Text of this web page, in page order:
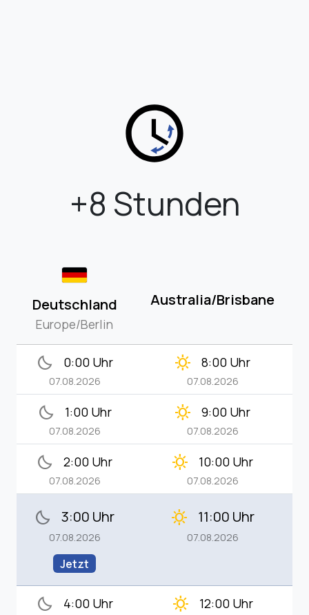
+8 Stunden
Deutschland
Europe/Berlin
Australia/Brisbane
bedtime 0:00 Uhr
07.08.2026
clear_day 8:00 Uhr
07.08.2026
bedtime 1:00 Uhr
07.08.2026
clear_day 9:00 Uhr
07.08.2026
bedtime 2:00 Uhr
07.08.2026
clear_day 10:00 Uhr
07.08.2026
bedtime 3:00 Uhr
07.08.2026
Jetzt
clear_day 11:00 Uhr
07.08.2026
bedtime 4:00 Uhr clear_day 12:00 Uhr